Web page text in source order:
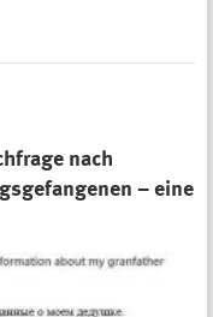
nach
– eine